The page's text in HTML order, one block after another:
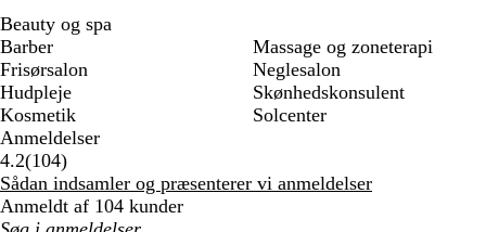
Beauty og spa
Barber
Frisørsalon
Hudpleje
Kosmetik
Massage og zoneterapi
Neglesalon
Skønhedskonsulent
Solcenter
Anmeldelser
4.2(104104
anmeldelser
)
Sådan indsamler og præsenterer vi anmeldelser
Anmeldt af 104 kunder